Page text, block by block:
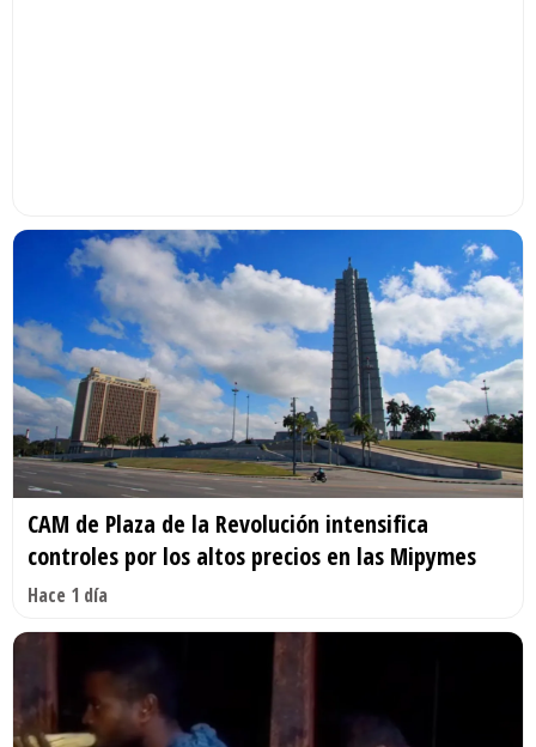
CAM de Plaza de la Revolución intensifica
controles por los altos precios en las Mipymes
Hace 1 día